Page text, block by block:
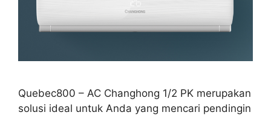
Quebec800 – AC Changhong 1/2 PK merupakan
solusi ideal untuk Anda yang mencari pendingin